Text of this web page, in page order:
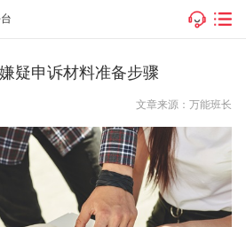
疑申诉材料准备步骤
文章来源：万能班长